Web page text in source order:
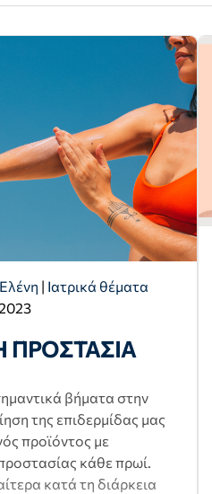
| Ιατρικά θέματα
ΠΡΟΣΤΑΣΙΑ
βήματα στην
της επιδερμίδας μας
προϊόντος με
κάθε πρωί.
κατά τη διάρκεια